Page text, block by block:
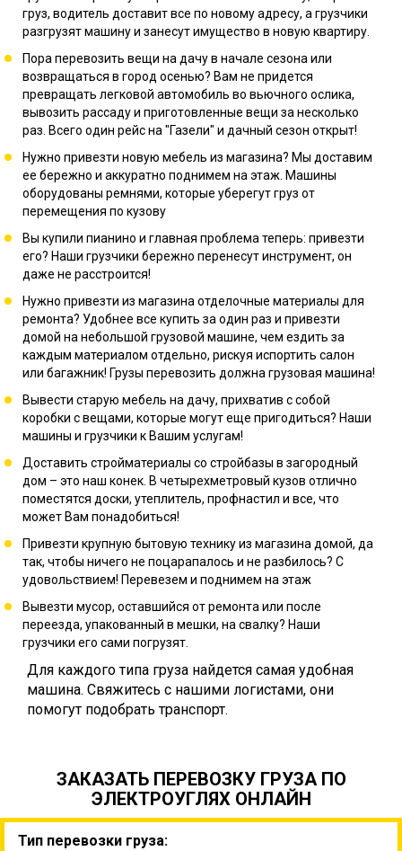
груз, водитель доставит все по новому адресу, а грузчики
разгрузят машину и занесут имущество в новую квартиру.
Пора перевозить вещи на дачу в начале сезона или
возвращаться в город осенью? Вам не придется
превращать легковой автомобиль во вьючного ослика,
вывозить рассаду и приготовленные вещи за несколько
раз. Всего один рейс на "Газели" и дачный сезон открыт!
Нужно привезти новую мебель из магазина? Мы доставим
ее бережно и аккуратно поднимем на этаж. Машины
оборудованы ремнями, которые уберегут груз от
перемещения по кузову
Вы купили пианино и главная проблема теперь: привезти
его? Наши грузчики бережно перенесут инструмент, он
даже не расстроится!
Нужно привезти из магазина отделочные материалы для
ремонта? Удобнее все купить за один раз и привезти
домой на небольшой грузовой машине, чем ездить за
каждым материалом отдельно, рискуя испортить салон
или багажник! Грузы перевозить должна грузовая машина!
Вывести старую мебель на дачу, прихватив с собой
коробки с вещами, которые могут еще пригодиться? Наши
машины и грузчики к Вашим услугам!
Доставить стройматериалы со стройбазы в загородный
дом – это наш конек. В четырехметровый кузов отлично
поместятся доски, утеплитель, профнастил и все, что
может Вам понадобиться!
Привезти крупную бытовую технику из магазина домой, да
так, чтобы ничего не поцарапалось и не разбилось? С
удовольствием! Перевезем и поднимем на этаж
Вывезти мусор, оставшийся от ремонта или после
переезда, упакованный в мешки, на свалку? Наши
грузчики его сами погрузят.
Для каждого типа груза найдется самая удобная
машина. Свяжитесь с нашими логистами, они
помогут подобрать транспорт.
ЗАКАЗАТЬ ПЕРЕВОЗКУ ГРУЗА ПО
ЭЛЕКТРОУГЛЯХ ОНЛАЙН
Тип перевозки груза: